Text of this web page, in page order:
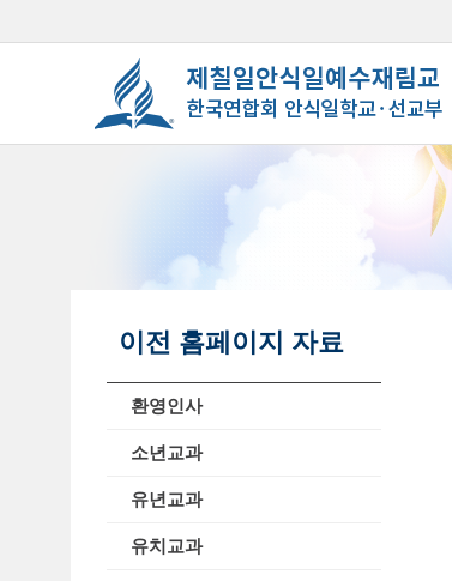
이전 홈페이지 자료
환영인사
소년교과
유년교과
유치교과